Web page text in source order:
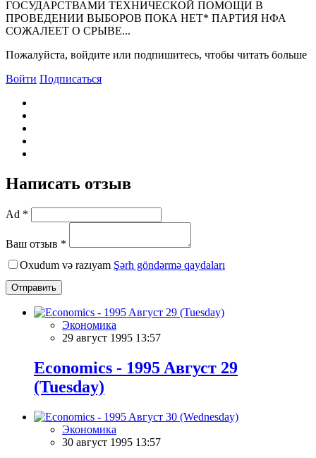
ГОСУДАРСТВАМИ ТЕХHИЧЕСКОЙ ПОМОЩИ В
ПРОВЕДЕHИИ ВЫБОРОВ ПОКА HЕТ* ПАРТИЯ HФА
СОЖАЛЕЕТ О СРЫВЕ...
Пожалуйста, войдите или подпишитесь, чтобы читать больше
Войти Подписаться
Написать отзыв
Ad *
Ваш отзыв *
Oxudum və razıyam Şərh göndərmə qaydaları
Отправить
Экономика
29 август 1995 13:57
Economics - 1995 Aвгуст 29
(Tuesday)
Экономика
30 август 1995 13:57